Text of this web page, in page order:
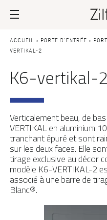
Nos portes d’entrée
Porte d’entrée
Porte de service
Porte grand trafic
Porte d'entrée sur-
PAR STYLE
Portes d'entrée
Portes d’entrée
Conseils
Savoir-faire
Design
Inspirations
LES ATOUTS
Performances
Usage
Fiscalité
ACCUEIL » PORTE D’ENTRÉE »
VERTIKAL-2
K6-vertikal-2
Verticalement beau, de
VERTIKAL en aluminium
tranchant épuré et sont
sur les deux faces. Elle
tirage exclusive au décor
modèle K6-VERTIKAL-2
associé à une barre de
Blanc®.